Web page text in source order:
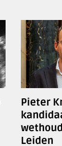
Pieter
Leiden